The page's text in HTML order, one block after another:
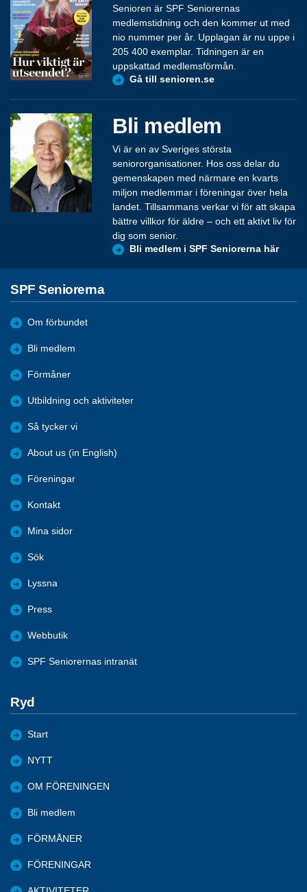
Senioren är SPF Seniorernas
medlemstidning och den kommer ut med
nio nummer per år. Upplagan är nu uppe i
205 400 exemplar. Tidningen är en
uppskattad medlemsförmån.
Gå till senioren.se
Bli medlem
Vi är en av Sveriges största
seniororganisationer. Hos oss delar du
gemenskapen med närmare en kvarts
miljon medlemmar i föreningar över hela
landet. Tillsammans verkar vi för att skapa
bättre villkor för äldre – och ett aktivt liv för
dig som senior.
Bli medlem i SPF Seniorerna här
SPF Seniorerna
Om förbundet
Bli medlem
Förmåner
Utbildning och aktiviteter
Så tycker vi
About us (in English)
Föreningar
Kontakt
Mina sidor
Sök
Lyssna
Press
Webbutik
SPF Seniorernas intranät
Ryd
Start
NYTT
OM FÖRENINGEN
Bli medlem
FÖRMÅNER
FÖRENINGAR